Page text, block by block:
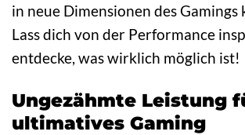
in neue Dimensionen des
Lass dich von der Performance
entdecke, was wirklich möglich ist!
Ungezähmte Leistung
ultimatives Gaming